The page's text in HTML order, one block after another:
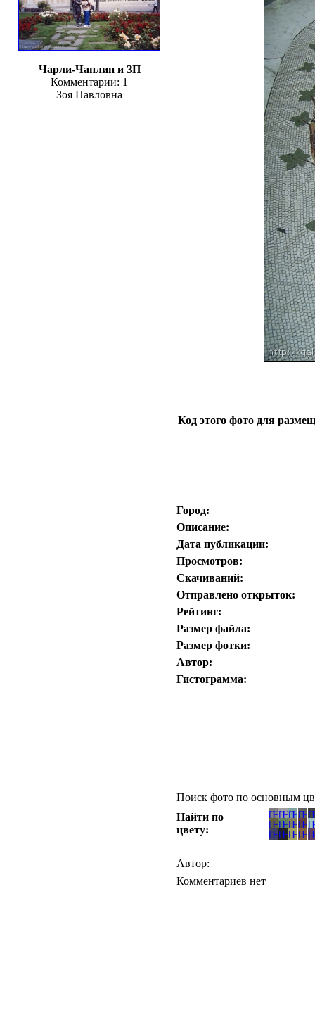
Чарли-Чаплин и ЗП
Комментарии: 1
Зоя Павловна
Код этого фото для
Город:
Описание:
Дата публикации:
Просмотров:
Скачиваний:
Отправлено открыток:
Рейтинг:
Размер файла:
Размер фотки:
Автор:
Гистограмма:
Поиск фото по основным
Найти по
цвету:
Автор:
Комментариев нет